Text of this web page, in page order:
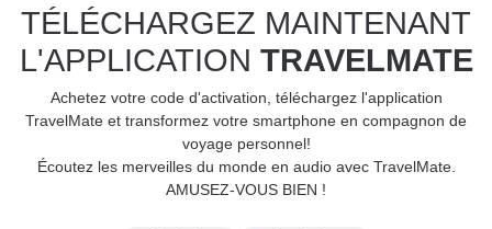
TÉLÉCHARGEZ MAINTENANT
L'APPLICATION TRAVELMATE
Achetez votre code d'activation, téléchargez l'application
TravelMate et transformez votre smartphone en compagnon de
voyage personnel!
Écoutez les merveilles du monde en audio avec TravelMate.
AMUSEZ-VOUS BIEN !